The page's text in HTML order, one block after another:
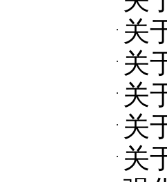
关
关
关
关
关